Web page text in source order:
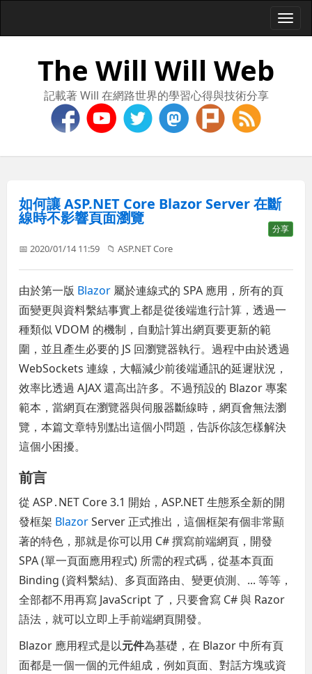
The Will Will Web
記載著 Will 在網路世界的學習心得與技術分享
如何讓 ASP.NET Core Blazor Server 在斷
線時不影響頁面瀏覽
分享
📅 2020/01/14 11:59 📁ASP.NET Core
由於第一版 Blazor 屬於連線式的 SPA 應用，所有的頁
面變更與資料繫結事實上都是從後端進行計算，透過一
種類似 VDOM 的機制，自動計算出網頁要更新的範
圍，並且產生必要的 JS 回瀏覽器執行。過程中由於透過
WebSockets 連線，大幅減少前後端通訊的延遲狀況，
效率比透過 AJAX 還高出許多。不過預設的 Blazor 專案
範本，當網頁在瀏覽器與伺服器斷線時，網頁會無法瀏
覽，本篇文章特別點出這個小問題，告訴你該怎樣解決
這個小困擾。
前言
從 ASP․NET Core 3.1 開始，ASP.NET 生態系全新的開
發框架 BlazorServer 正式推出，這個框架有個非常顯
著的特色，那就是你可以用 C# 撰寫前端網頁，開發
SPA (單一頁面應用程式) 所需的程式碼，從基本頁面
Binding (資料繫結)、多頁面路由、變更偵測、... 等等，
全部都不用再寫 JavaScript 了，只要會寫 C# 與 Razor
語法，就可以立即上手前端網頁開發。
Blazor 應用程式是以元件為基礎，在 Blazor 中所有頁
面都是一個一個的元件組成，例如頁面、對話方塊或資